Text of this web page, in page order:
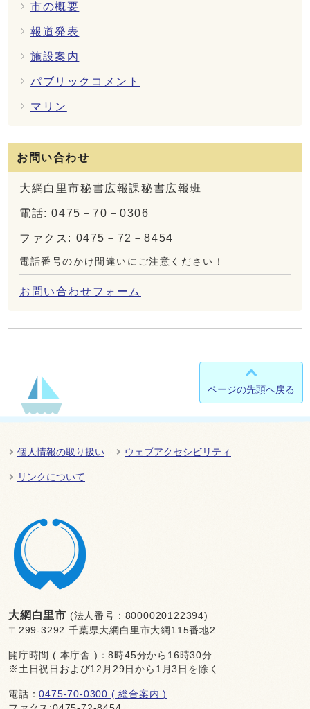
市の概要
報道発表
施設案内
パブリックコメント
マリン
お問い合わせ
大網白里市秘書広報課秘書広報班
電話: 0475－70－0306
ファクス: 0475－72－8454
電話番号のかけ間違いにご注意ください！
お問い合わせフォーム
ページの先頭へ戻る
個人情報の取り扱い ウェブアクセシビリティ
リンクについて
大網白里市 (法人番号：8000020122394)
〒299-3292 千葉県大網白里市大網115番地2
開庁時間 ( 本庁舎 )：8時45分から16時30分
※土日祝日および12月29日から1月3日を除く
電話：0475-70-0300 ( 総合案内 )